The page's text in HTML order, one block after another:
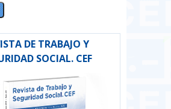
DE TRABAJO Y
SOCIAL. CEF